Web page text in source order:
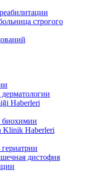
строгого
Haberleri
биохимии
Klinik Haberleri
дистофия